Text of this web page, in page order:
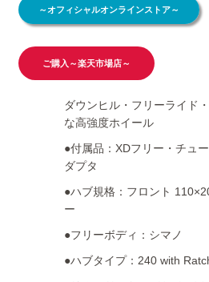
～オフィシャルオンラインストア～
ご購入～楽天市場店～
ダウンヒル・フリーライド
な高強度ホイール
●付属品：XDフリー・チュ
ダプタ
●ハブ規格：フロント
ー
●フリーボディ：シマノ
●ハブタイプ：240 with